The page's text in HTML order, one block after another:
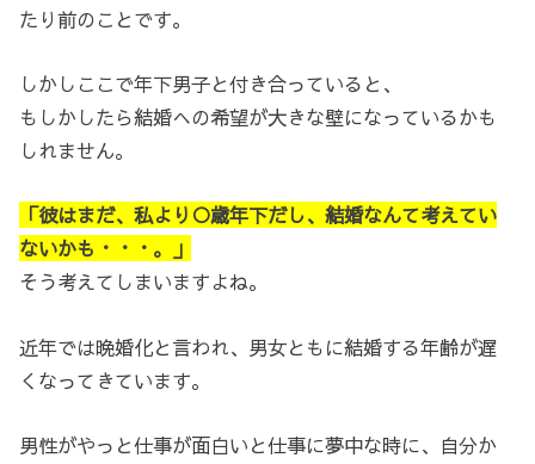
たり前のことです。
しかしここで年下男子と付き合っていると、
もしかしたら結婚への希望が大きな壁になっているかも
しれません。
「彼はまだ、私より○歳年下だし、結婚なんて考えてい
ないかも・・・。」
そう考えてしまいますよね。
近年では晩婚化と言われ、男女ともに結婚する年齢が遅
くなってきています。
男性がやっと仕事が面白いと仕事に夢中な時に、自分か